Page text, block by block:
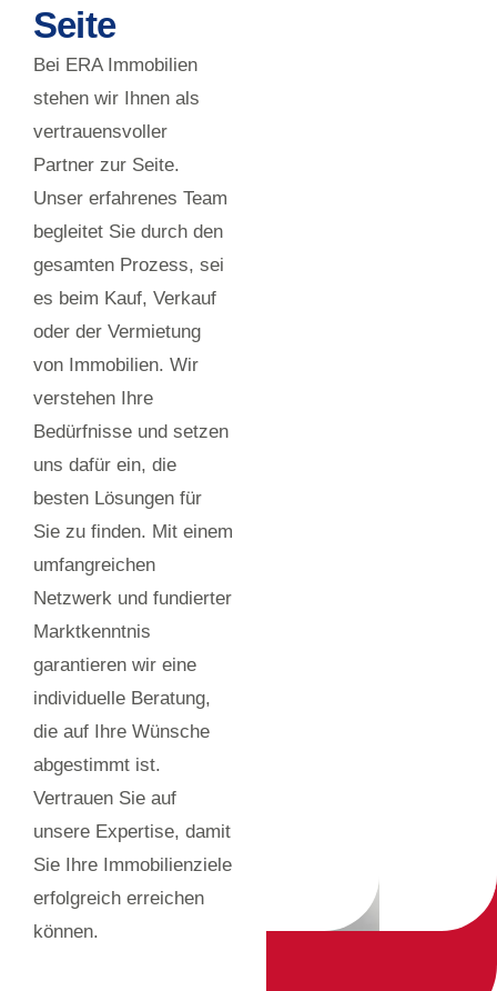
Seite
Bei ERA Immobilien
stehen wir Ihnen als
vertrauensvoller
Partner zur Seite.
Unser erfahrenes Team
begleitet Sie durch den
gesamten Prozess, sei
es beim Kauf, Verkauf
oder der Vermietung
von Immobilien. Wir
verstehen Ihre
Bedürfnisse und setzen
uns dafür ein, die
besten Lösungen für
Sie zu finden. Mit einem
umfangreichen
Netzwerk und fundierter
Marktkenntnis
garantieren wir eine
individuelle Beratung,
die auf Ihre Wünsche
abgestimmt ist.
Vertrauen Sie auf
unsere Expertise, damit
Sie Ihre Immobilienziele
erfolgreich erreichen
können.